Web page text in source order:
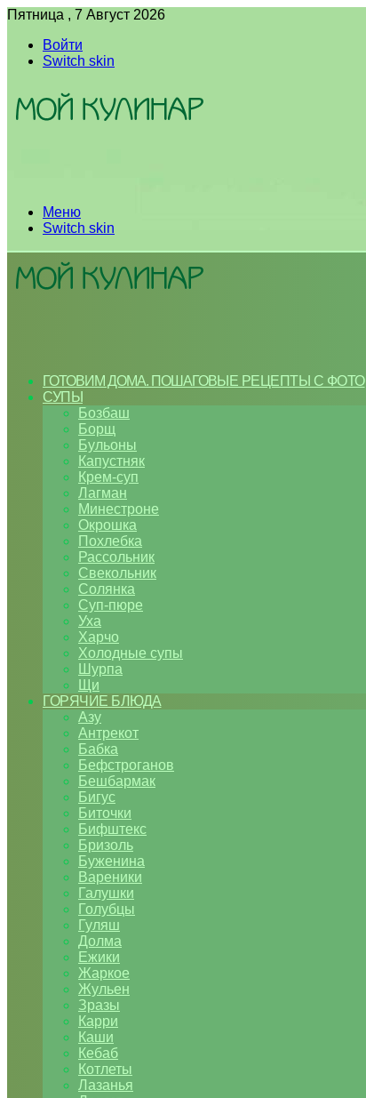
Пятница , 7 Август 2026
Войти
Switch skin
Меню
Switch skin
ГОТОВИМ ДОМА. ПОШАГОВЫЕ РЕЦЕПТЫ С ФОТО
СУПЫ
Бозбаш
Борщ
Бульоны
Капустняк
Крем-суп
Лагман
Минестроне
Окрошка
Похлебка
Рассольник
Свекольник
Солянка
Суп-пюре
Уха
Харчо
Холодные супы
Шурпа
Щи
ГОРЯЧИЕ БЛЮДА
Азу
Антрекот
Бабка
Бефстроганов
Бешбармак
Бигус
Биточки
Бифштекс
Бризоль
Буженина
Вареники
Галушки
Голубцы
Гуляш
Долма
Ежики
Жаркое
Жульен
Зразы
Карри
Каши
Кебаб
Котлеты
Лазанья